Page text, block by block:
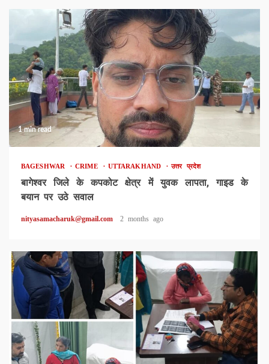
1 min read
BAGESHWAR CRIME UTTARAKHAND उत्तर प्रदेश
बागेश्वर जिले के कपकोट क्षेत्र में युवक लापता, गाइड के
बयान पर उठे सवाल
nityasamacharuk@gmail.com 2 months ago